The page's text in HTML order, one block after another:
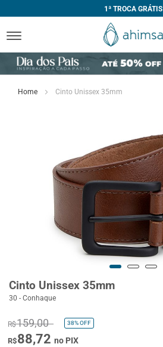
1ª TROCA GRÁTIS
Home Cinto Unissex 35mm
Cinto Unissex 35mm
30 - Conhaque
R$159,00 38%OFF
R$88,72 no PIX